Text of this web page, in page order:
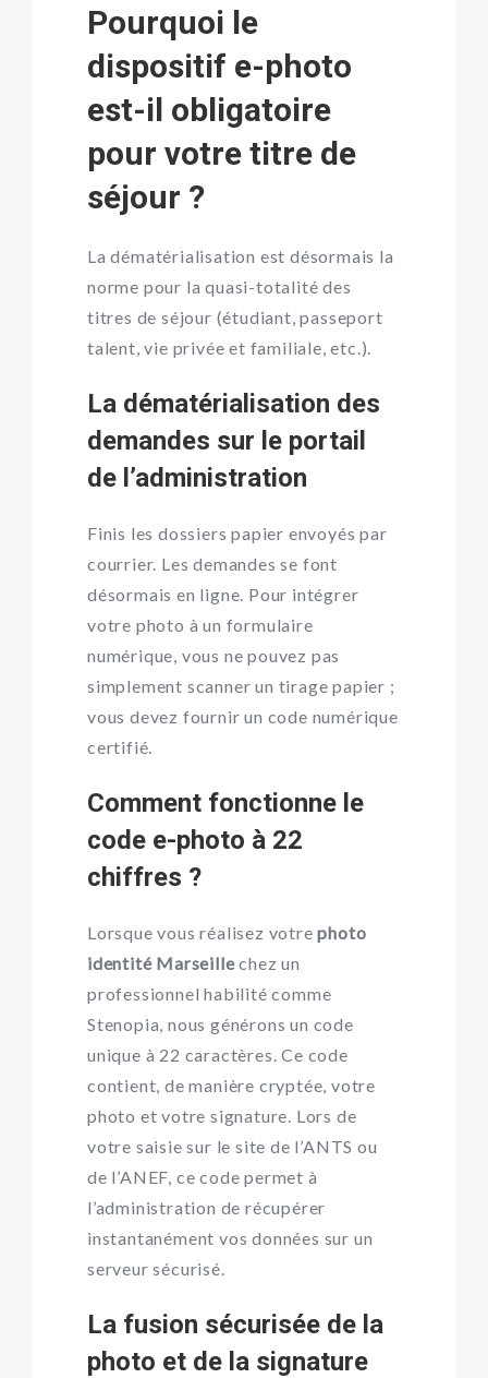
Pourquoi le
dispositif e-photo
est-il obligatoire
pour votre titre de
séjour ?
La dématérialisation est désormais la
norme pour la quasi-totalité des
titres de séjour (étudiant, passeport
talent, vie privée et familiale, etc.).
La dématérialisation des
demandes sur le portail
de l’administration
Finis les dossiers papier envoyés par
courrier. Les demandes se font
désormais en ligne. Pour intégrer
votre photo à un formulaire
numérique, vous ne pouvez pas
simplement scanner un tirage papier ;
vous devez fournir un code numérique
certifié.
Comment fonctionne le
code e-photo à 22
chiffres ?
Lorsque vous réalisez votrephoto
identité Marseillechez un
professionnel habilité comme
Stenopia, nous générons un code
unique à 22 caractères. Ce code
contient, de manière cryptée, votre
photo et votre signature. Lors de
votre saisie sur le site de l’ANTS ou
de l’ANEF, ce code permet à
l’administration de récupérer
instantanément vos données sur un
serveur sécurisé.
La fusion sécurisée de la
photo et de la signature